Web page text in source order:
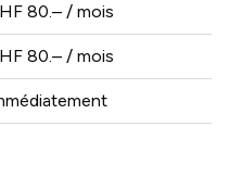
80.– / mois
80.– / mois